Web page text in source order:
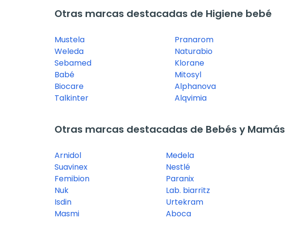
Otras marcas destacadas de Higiene bebé
Mustela
Weleda
Sebamed
Babé
Biocare
Talkinter
Pranarom
Naturabio
Klorane
Mitosyl
Alphanova
Alqvimia
Otras marcas destacadas de Bebés y Mamás
Arnidol
Suavinex
Femibion
Nuk
Isdin
Masmi
Medela
Nestlé
Paranix
Lab. biarritz
Urtekram
Aboca